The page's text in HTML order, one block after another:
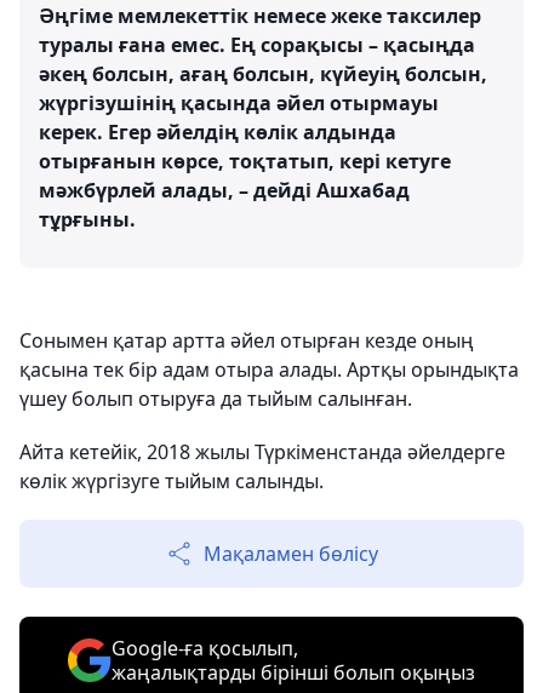
Әңгіме мемлекеттік немесе жеке таксилер
туралы ғана емес. Ең сорақысы – қасыңда
әкең болсын, ағаң болсын, күйеуің болсын,
жүргізушінің қасында әйел отырмауы
керек. Егер әйелдің көлік алдында
отырғанын көрсе, тоқтатып, кері кетуге
мәжбүрлей алады, – дейді Ашхабад
тұрғыны.
Сонымен қатар артта әйел отырған кезде оның
қасына тек бір адам отыра алады. Артқы орындықта
үшеу болып отыруға да тыйым салынған.
Айта кетейік, 2018 жылы Түркіменстанда әйелдерге
көлік жүргізуге тыйым салынды.
Мақаламен бөлісу
Google-ға қосылып,
жаңалықтарды бірінші болып оқыңыз